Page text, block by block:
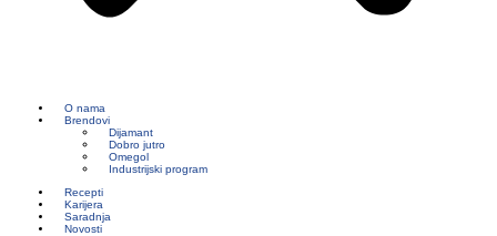
O nama
Brendovi
Dijamant
Dobro jutro
Omegol
Industrijski program
Recepti
Karijera
Saradnja
Novosti